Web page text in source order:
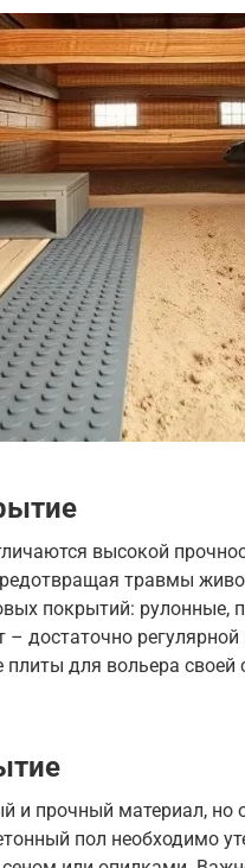
высокой
травмы
покрытий: рулонные,
– достаточно
плиты для вольера
и прочный материал,
пол необходимо